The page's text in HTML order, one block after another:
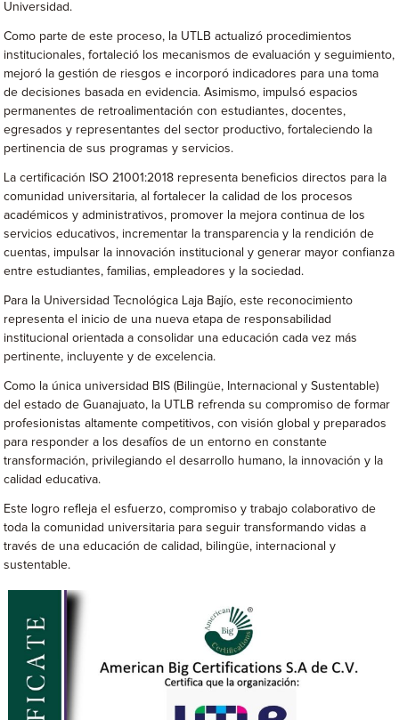
Universidad.
Como parte de este proceso, la UTLB actualizó procedimientos
institucionales, fortaleció los mecanismos de evaluación y seguimiento,
mejoró la gestión de riesgos e incorporó indicadores para una toma
de decisiones basada en evidencia. Asimismo, impulsó espacios
permanentes de retroalimentación con estudiantes, docentes,
egresados y representantes del sector productivo, fortaleciendo la
pertinencia de sus programas y servicios.
La certificación ISO 21001:2018 representa beneficios directos para la
comunidad universitaria, al fortalecer la calidad de los procesos
académicos y administrativos, promover la mejora continua de los
servicios educativos, incrementar la transparencia y la rendición de
cuentas, impulsar la innovación institucional y generar mayor confianza
entre estudiantes, familias, empleadores y la sociedad.
Para la Universidad Tecnológica Laja Bajío, este reconocimiento
representa el inicio de una nueva etapa de responsabilidad
institucional orientada a consolidar una educación cada vez más
pertinente, incluyente y de excelencia.
Como la única universidad BIS (Bilingüe, Internacional y Sustentable)
del estado de Guanajuato, la UTLB refrenda su compromiso de formar
profesionistas altamente competitivos, con visión global y preparados
para responder a los desafíos de un entorno en constante
transformación, privilegiando el desarrollo humano, la innovación y la
calidad educativa.
Este logro refleja el esfuerzo, compromiso y trabajo colaborativo de
toda la comunidad universitaria para seguir transformando vidas a
través de una educación de calidad, bilingüe, internacional y
sustentable.